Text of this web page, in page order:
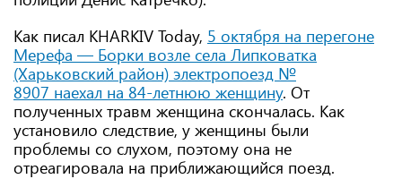
Как писал KHARKIV Today, 5 октября на перегоне
Мерефа — Борки возле села Липковатка
(Харьковский район) электропоезд №
8907 наехал на 84-летнюю женщину. От
полученных травм женщина скончалась. Как
установило следствие, у женщины были
проблемы со слухом, поэтому она не
отреагировала на приближающийся поезд.